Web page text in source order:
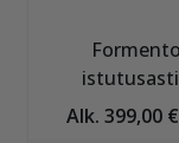
Alk. 399,00